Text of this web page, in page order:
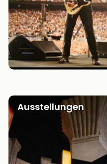
Ausstellungen